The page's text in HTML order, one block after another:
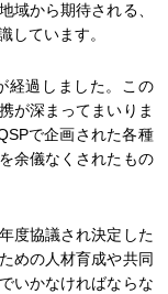
域から期待される、
しています。
経過しました。この
が深まってまいりま
で企画された各種
余儀なくされたもの
度協議され決定した
めの人材育成や共同
いかなければならな